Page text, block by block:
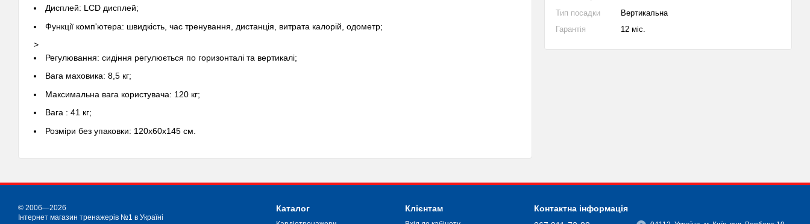
Дисплей: LCD дисплей;
Функції комп'ютера: швидкість, час тренування, дистанція, витрата калорій, одометр;
>
Регулювання: сидіння регулюється по горизонталі та вертикалі;
Вага маховика: 8,5 кг;
Максимальна вага користувача: 120 кг;
Вага : 41 кг;
Розміри без упаковки: 120х60х145 см.
Тип посадки
Вертикальна
Гарантія
12 міс.
© 2006—2026
Інтернет магазин тренажерів №1 в Україні
Каталог Клієнтам
Контактна інформація